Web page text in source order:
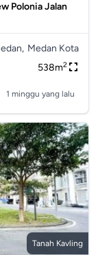
Polonia Jalan
Medan Kota
538m2
1 minggu yang lalu
Tanah Kavling